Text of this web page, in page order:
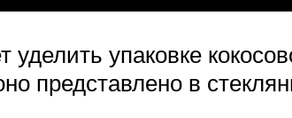
упаковке
представлено в